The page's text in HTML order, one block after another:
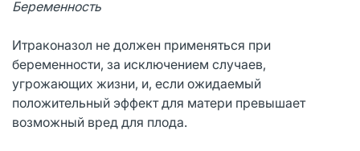
Беременность
Итраконазол не должен применяться при
беременности, за исключением случаев,
угрожающих жизни, и, если ожидаемый
положительный эффект для матери превышает
возможный вред для плода.